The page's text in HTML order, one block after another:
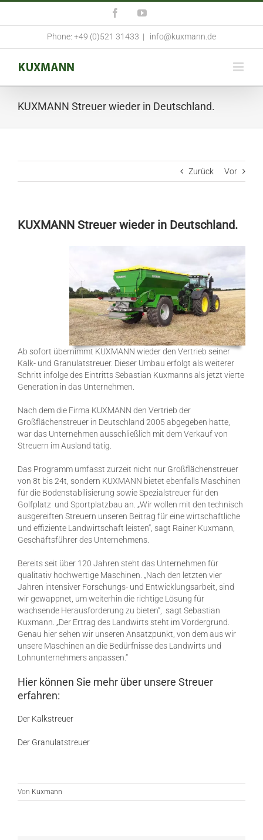
springen
FacebookYouTube
Phone: +49 (0)521 31433 | info@kuxmann.de
KUXMANN Streuer wieder in Deutschland.
Zurück Vor
KUXMANN Streuer wieder in Deutschland.
Ab sofort übernimmt KUXMANN wieder den Vertrieb seiner
Kalk- und Granulatstreuer. Dieser Umbau erfolgt als weiterer
Schritt infolge des Eintritts Sebastian Kuxmanns als jetzt vierte
Generation in das Unternehmen.
Nach dem die Firma KUXMANN den Vertrieb der
Großflächenstreuer in Deutschland 2005 abgegeben hatte,
war das Unternehmen ausschließlich mit dem Verkauf von
Streuern im Ausland tätig.
Das Programm umfasst zurzeit nicht nur Großflächenstreuer
von 8t bis 24t, sondern KUXMANN bietet ebenfalls Maschinen
für die Bodenstabilisierung sowie Spezialstreuer für den
Golfplatz und Sportplatzbau an. „Wir wollen mit den technisch
ausgereiften Streuern unseren Beitrag für eine wirtschaftliche
und effiziente Landwirtschaft leisten“, sagt Rainer Kuxmann,
Geschäftsführer des Unternehmens.
Bereits seit über 120 Jahren steht das Unternehmen für
qualitativ hochwertige Maschinen. „Nach den letzten vier
Jahren intensiver Forschungs- und Entwicklungsarbeit, sind
wir gewappnet, um weiterhin die richtige Lösung für
wachsende Herausforderung zu bieten“, sagt Sebastian
Kuxmann. „Der Ertrag des Landwirts steht im Vordergrund.
Genau hier sehen wir unseren Ansatzpunkt, von dem aus wir
unsere Maschinen an die Bedürfnisse des Landwirts und
Lohnunternehmers anpassen.“
Hier können Sie mehr über unsere Streuer
erfahren:
Der Kalkstreuer
Der Granulatstreuer
Von Kuxmann